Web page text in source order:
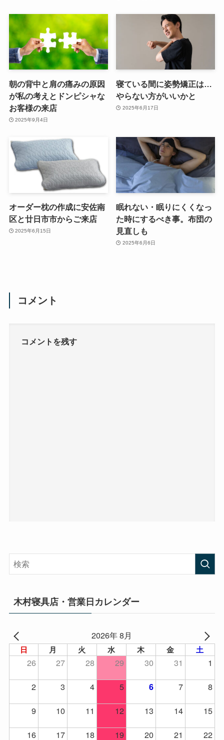
朝の背中と肩の痛みの原因
が私の考えとドンピシャな
お客様の来店
2025年9月4日
寝ている間に姿勢矯正は…
やらない方がいいかと
2025年6月17日
オーダー枕の作成に安佐南
区と廿日市市からご来店
2025年6月15日
眠れない・眠りにくくなっ
た時にするべき事。布団の
見直しも
2025年6月6日
コメント
コメントを残す
木村寝具店・営業日カレンダー
2026年 8月
日 月 火 水 木 金 土
26 27 28 29 30 31
1
2
3 4 5 6 7
8
9
10 11 12 13 14
15
16
17 18 19 20 21 22